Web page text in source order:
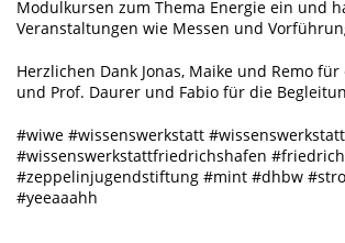
Modulkursen zum Thema Energie ein und
Veranstaltungen wie Messen und
Herzlichen Dank Jonas, Maike und Remo
und Prof. Daurer und Fabio für die
#wiwe #wissenswerkstatt
#wissenswerkstattfriedrichshafen
#zeppelinjugendstiftung #mint #dhbw
#yeeaaahh